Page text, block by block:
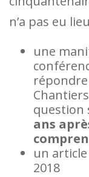
n’a pas eu
une
répondre
question
ans
un
2018